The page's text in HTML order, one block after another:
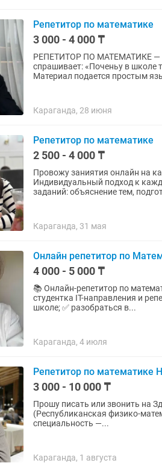
Репетитор по математике
3 000 - 4 000 ₸
РЕПЕТИТОР ПО МАТЕМАТИКЕ — ПОНИМАТЬ, А
спрашивает: «Поченьу в школе так не объясняют?»
Материал подается простым
Караганда, 28 июня
Репетитор по математике
2 500 - 4 000 ₸
Провожу заниятия онлайн на казахском языке.
Индивидуальный подход к каждому ученику. Оказываю
заданий: объяснение тем,
Караганда, 31 мая
Онлайн репетитор по
4 000 - 5 000 ₸
📚 Онлайн-репетитор по математике (5–11 классы)
студентка IT-направления и репетитор по
школе; ✅ разобраться в...
Караганда, 4 июля
Репетитор по
3 000 - 10 000 ₸
Прошу писать или звонить на Здравствуйте. Меня зовут Бекарыс. Выпускник РФМШ
(Республиканская физико-
специальность —...
Караганда, 1 августа